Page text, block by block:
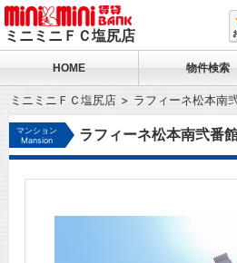
ミニミニＦＣ塩尻店
HOME 物件検索
ミニミニＦＣ塩尻店 ラフィーネ松本
マンション
Mansion
ラフィーネ松本南弐番